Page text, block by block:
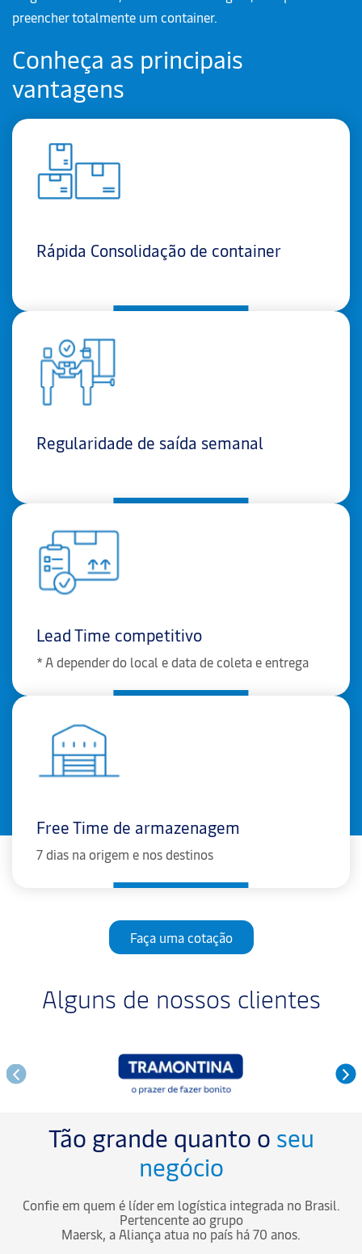
preencher totalmente um container.
Conheça as principais
vantagens
Rápida Consolidação de container
Regularidade de saída semanal
Lead Time competitivo
* A depender do local e data de coleta e entrega
Free Time de armazenagem
7 dias na origem e nos destinos
Faça uma cotação
Alguns de nossos clientes
Tão grande quanto o seu
negócio
Confie em quem é líder em logística integrada no Brasil.
Pertencente ao grupo
Maersk, a Aliança atua no país há 70 anos.